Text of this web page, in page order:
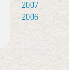
2007
2006